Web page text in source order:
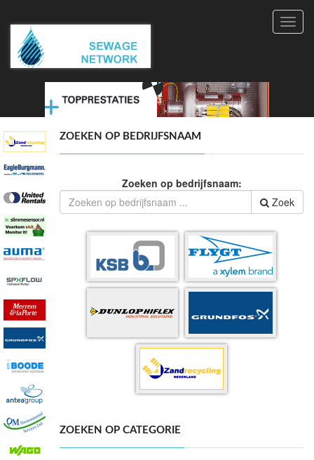
ZOEKEN OP BEDRIJFSNAAM
Zoeken op bedrijfsnaam:
Zoek
ZOEKEN OP CATEGORIE